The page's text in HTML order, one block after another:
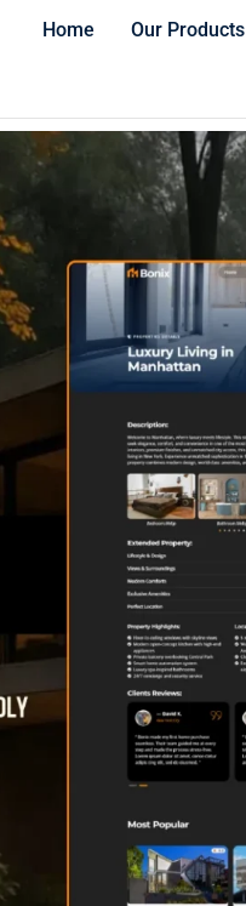
Home Our Products